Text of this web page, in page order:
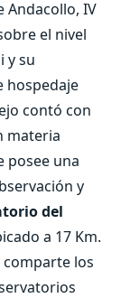
Andacollo, IV
el nivel
y su
hospedaje
contó con
materia
posee una
y
del
a 17 Km.
comparte los